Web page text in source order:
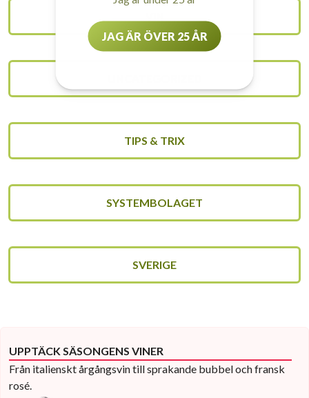
TIPS & TRIX
SYSTEMBOLAGET
SVERIGE
UPPTÄCK SÄSONGENS VINER
Från italienskt årgångsvin till sprakande bubbel och fransk
rosé.
JAG ÄR ÖVER 25 ÅR